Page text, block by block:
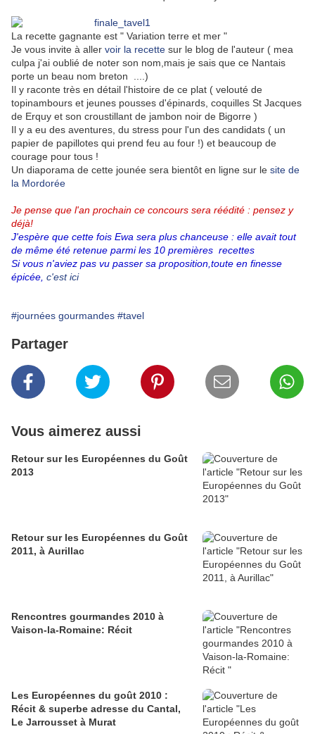
La recette gagnante est " Variation terre et mer "
Je vous invite à aller voir la recette sur le blog de l'auteur ( mea
culpa j'ai oublié de noter son nom,mais je sais que ce Nantais
porte un beau nom breton ....)
Il y raconte très en détail l'histoire de ce plat ( velouté de
topinambours et jeunes pousses d'épinards, coquilles St Jacques
de Erquy et son croustillant de jambon noir de Bigorre )
Il y a eu des aventures, du stress pour l'un des candidats ( un
papier de papillotes qui prend feu au four !) et beaucoup de
courage pour tous !
Un diaporama de cette jounée sera bientôt en ligne sur le site de
la Mordorée
Je pense que l'an prochain ce concours sera réédité : pensez y
déjà!
J'espère que cette fois Ewa sera plus chanceuse : elle avait tout
de même été retenue parmi les 10 premières recettes
Si vous n'aviez pas vu passer sa proposition,toute en finesse
épicée, c'est ici
#journées gourmandes #tavel
Partager
Vous aimerez aussi
Retour sur les Européennes du Goût
2013
Retour sur les Européennes du Goût
2011, à Aurillac
Rencontres gourmandes 2010 à
Vaison-la-Romaine: Récit
Les Européennes du goût 2010 :
Récit & superbe adresse du Cantal,
Le Jarrousset à Murat